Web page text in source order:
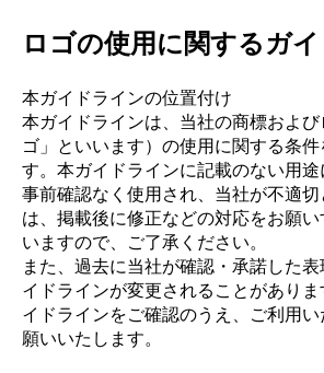
ロゴの使用に関するガ
本ガイドラインの位置付け
本ガイドラインは、当社の商標およ
ゴ」といいます）の使用に関する条
す。本ガイドラインに記載のない用
事前確認なく使用され、当社が不適
は、掲載後に修正などの対応をお願
いますので、ご了承ください。
また、過去に当社が確認・承諾した
イドラインが変更されることがあり
イドラインをご確認のうえ、ご利用
願いいたします。